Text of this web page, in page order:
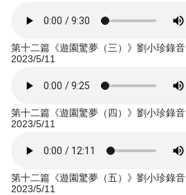
第十二篇《遊園驚夢（三）》劉小珍錄音
2023/5/11
第十二篇《遊園驚夢（四）》劉小珍錄音
2023/5/11
第十二篇《遊園驚夢（五）》劉小珍錄音
2023/5/11